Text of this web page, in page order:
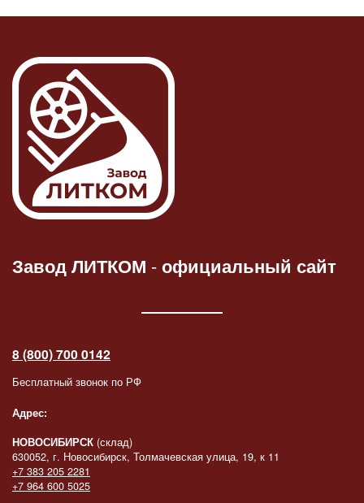
Завод ЛИТКОМ -официальный сайт
8 (800) 700 0142
Бесплатный звонок по РФ
Адрес:
НОВОСИБИРСК (склад)
630052, г. Новосибирск, Толмачевская улица, 19, к 11
+7 383 205 2281
+7 964 600 5025